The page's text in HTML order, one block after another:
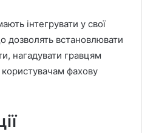
інтегрувати у свої
дозволять встановлювати
нагадувати гравцям
фахову